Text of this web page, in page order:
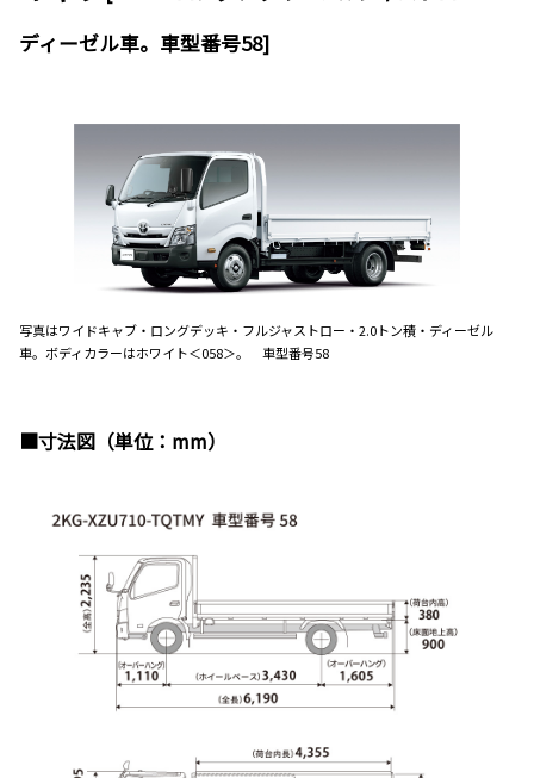
ディーゼル車。車型番号58]
写真はワイドキャブ・ロングデッキ・フルジャストロー・2.0トン積・ディーゼル
車。ボディカラーはホワイト＜058＞。 車型番号58
■寸法図（単位：mm）